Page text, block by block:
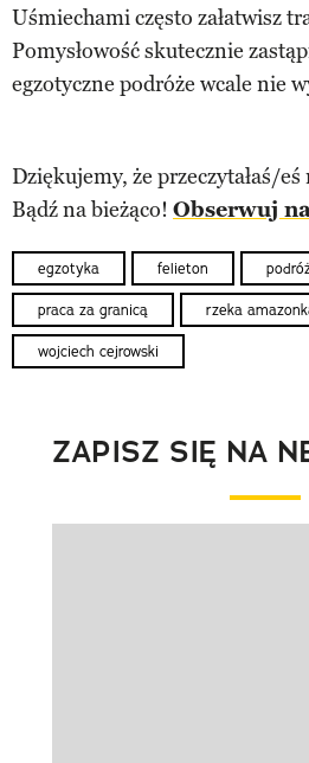
Uśmiechami często załatwisz
Pomysłowość skutecznie
egzotyczne podróże wcale nie
Dziękujemy, że przeczytałaś/
Bądź na bieżąco! Obserwuj
egzotyka felieton
praca za granicą rzeka
wojciech cejrowski
ZAPISZ SIĘ NA